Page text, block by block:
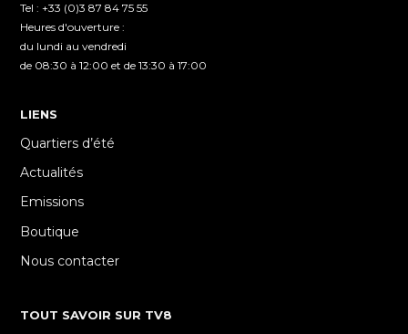
Tel : +33 (0)3 87 84 75 55
Heures d'ouverture :
du lundi au vendredi
de 08:30 à 12:00 et de 13:30 à 17:00
LIENS
Quartiers d’été
Actualités
Emissions
Boutique
Nous contacter
TOUT SAVOIR SUR TV8